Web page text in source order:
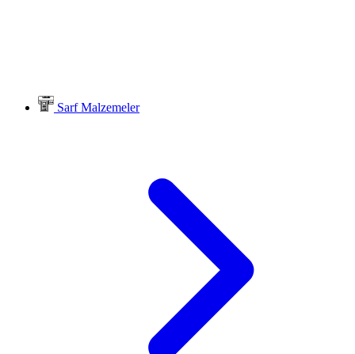
Sarf Malzemeler